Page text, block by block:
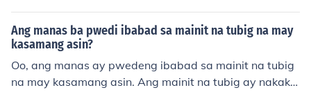
Ang manas ba pwedi ibabad sa mainit na tubig na may
kasamang asin?
Oo, ang manas ay pwedeng ibabad sa mainit na tubig
na may kasamang asin. Ang mainit na tubig ay nakaka